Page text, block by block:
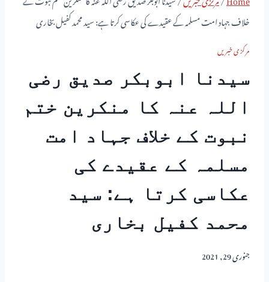
خلاف جہاد امت مسلمہ کے عقیدے کی عکاسی کرتا ہے: سید محمد کفیل بخاری
مرکزی خبریں
سیدنا ابوبکر صدیق رضی
اللہ عنہ کا منکرین ختم
نبوت کے خلاف جہاد امت
مسلمہ کے عقیدے کی
عکاسی کرتا ہے: سید
محمد کفیل بخاری
جنوری 29, 2021